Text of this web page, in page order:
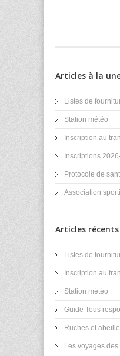
Articles à la
Listes de
Station météo
Inscription au
Inscriptions
Protocole de
Association
Articles récents
Listes de
Inscription au
Station météo
Guide Tous
Ruches et
Les voyages